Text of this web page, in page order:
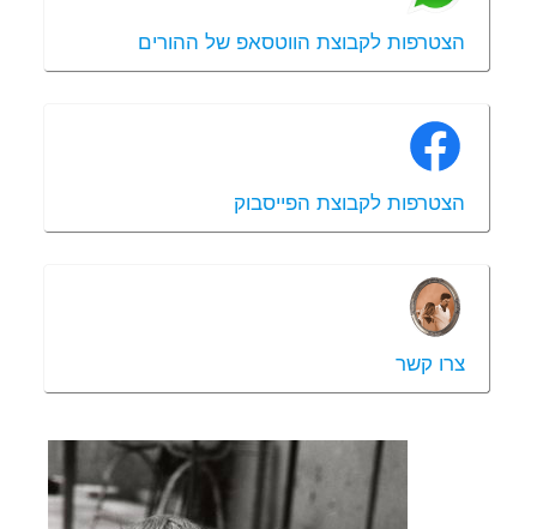
הצטרפות לקבוצת הווטסאפ של ההורים
הצטרפות לקבוצת הפייסבוק
צרו קשר